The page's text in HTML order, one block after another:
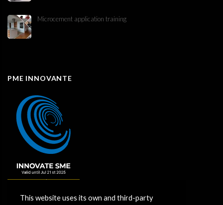
Microcement application training
PME INNOVANTE
This website uses its own and third-party